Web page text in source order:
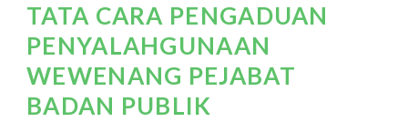
TATA CARA PENGADUAN
PENYALAHGUNAAN
WEWENANG PEJABAT
BADAN PUBLIK